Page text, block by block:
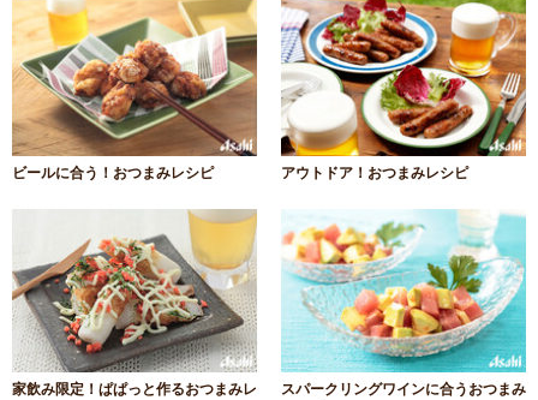
ビールに合う！おつまみレシピ アウトドア！おつまみレシピ
家飲み限定！ぱぱっと作るおつまみレ
スパークリングワインに合うおつまみ